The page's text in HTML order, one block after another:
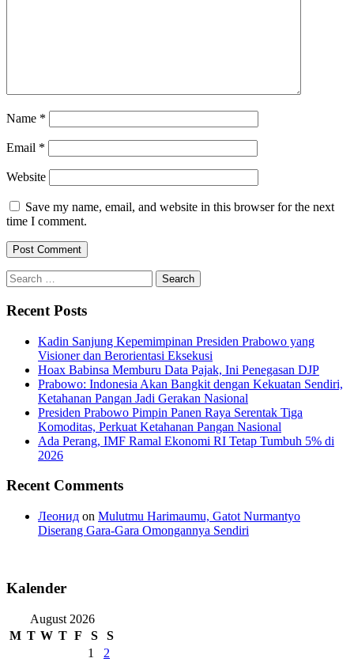
Name *
Email *
Website
Save my name, email, and website in this browser for the next
time I comment.
Search
for:
Recent Posts
Kadin Sanjung Kepemimpinan Presiden Prabowo yang
Visioner dan Berorientasi Eksekusi
Hoax Babinsa Memburu Data Pajak, Ini Penegasan DJP
Prabowo: Indonesia Akan Bangkit dengan Kekuatan Sendiri,
Ketahanan Pangan Jadi Gerakan Nasional
Presiden Prabowo Pimpin Panen Raya Serentak Tiga
Komoditas, Perkuat Ketahanan Pangan Nasional
Ada Perang, IMF Ramal Ekonomi RI Tetap Tumbuh 5% di
2026
Recent Comments
Леонид on Mulutmu Harimaumu, Gatot Nurmantyo
Diserang Gara-Gara Omongannya Sendiri
Kalender
August 2026
M T W T F S
S
1
2